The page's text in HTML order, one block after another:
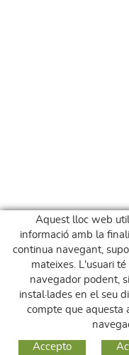
Aquest lloc web
informació amb la
continua navegant,
mateixes. L'usuari
navegador podent,
instal·lades en el seu
compte que aquesta
Accepto